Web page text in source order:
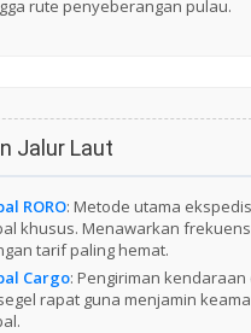
rute penyeberangan pulau.
Jalur Laut
RORO: Metode utama
khusus. Menawarkan
tarif paling hemat.
Cargo: Pengiriman
rapat guna menjamin